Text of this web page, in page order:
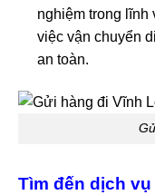
nghiệm trong lĩnh
việc vận chuyển
an toàn.
Tìm đến dịch